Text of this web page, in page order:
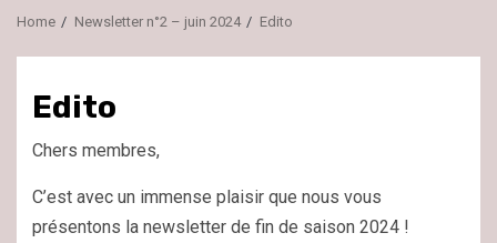
Home Newsletter n°2 – juin 2024 Edito
Edito
Chers membres,
C’est avec un immense plaisir que nous vous
présentons la newsletter de fin de saison 2024 !